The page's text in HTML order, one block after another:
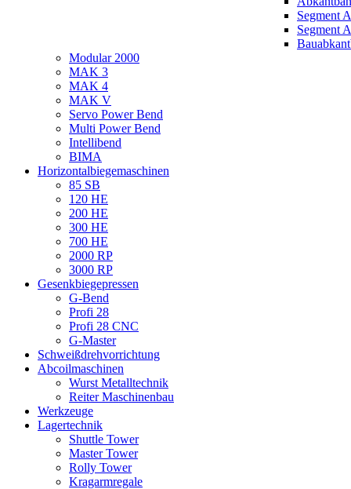
Segment
Segment
Modular 2000
MAK 3
MAK 4
MAK V
Servo Power Bend
Multi Power Bend
Intellibend
BIMA
Horizontalbiegemaschinen
85 SB
120 HE
200 HE
300 HE
700 HE
2000 RP
3000 RP
Gesenkbiegepressen
G-Bend
Profi 28
Profi 28 CNC
G-Master
Schweißdrehvorrichtung
Abcoilmaschinen
Wurst Metalltechnik
Reiter Maschinenbau
Werkzeuge
Lagertechnik
Shuttle Tower
Master Tower
Rolly Tower
Kragarmregale